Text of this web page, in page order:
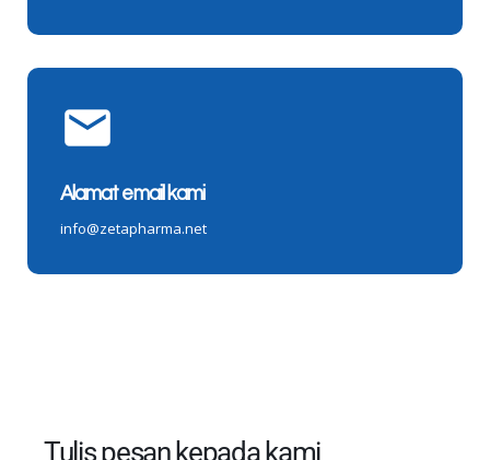
Alamat email kami
info@zetapharma.net
Tulis pesan kepada kami